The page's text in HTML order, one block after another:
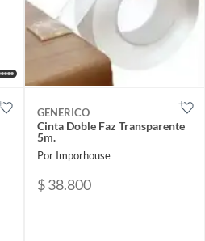
GENERICO
Cinta Doble Faz Transparente
5m.
Por Imporhouse
$ 38.800